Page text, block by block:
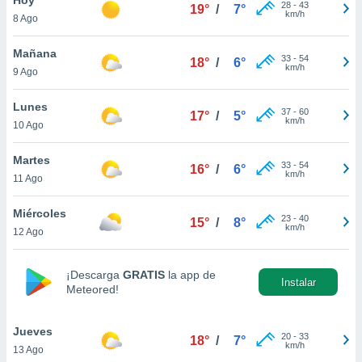
en
más
nuestra
de
aceptar
de
8 Ago
19° / 7° 28- 43
km/h
Mañana
9 Ago
18° / 6° 33- 54
km/h
Lunes
10 Ago
17° / 5° 37- 60
km/h
Martes
11 Ago
16° / 6° 33- 54
km/h
Miércoles
12 Ago
15° / 8° 23- 40
km/h
¡Descarga GRATIS la app de
Meteored!
Instalar
Jueves
13 Ago
18° / 7° 20- 33
km/h